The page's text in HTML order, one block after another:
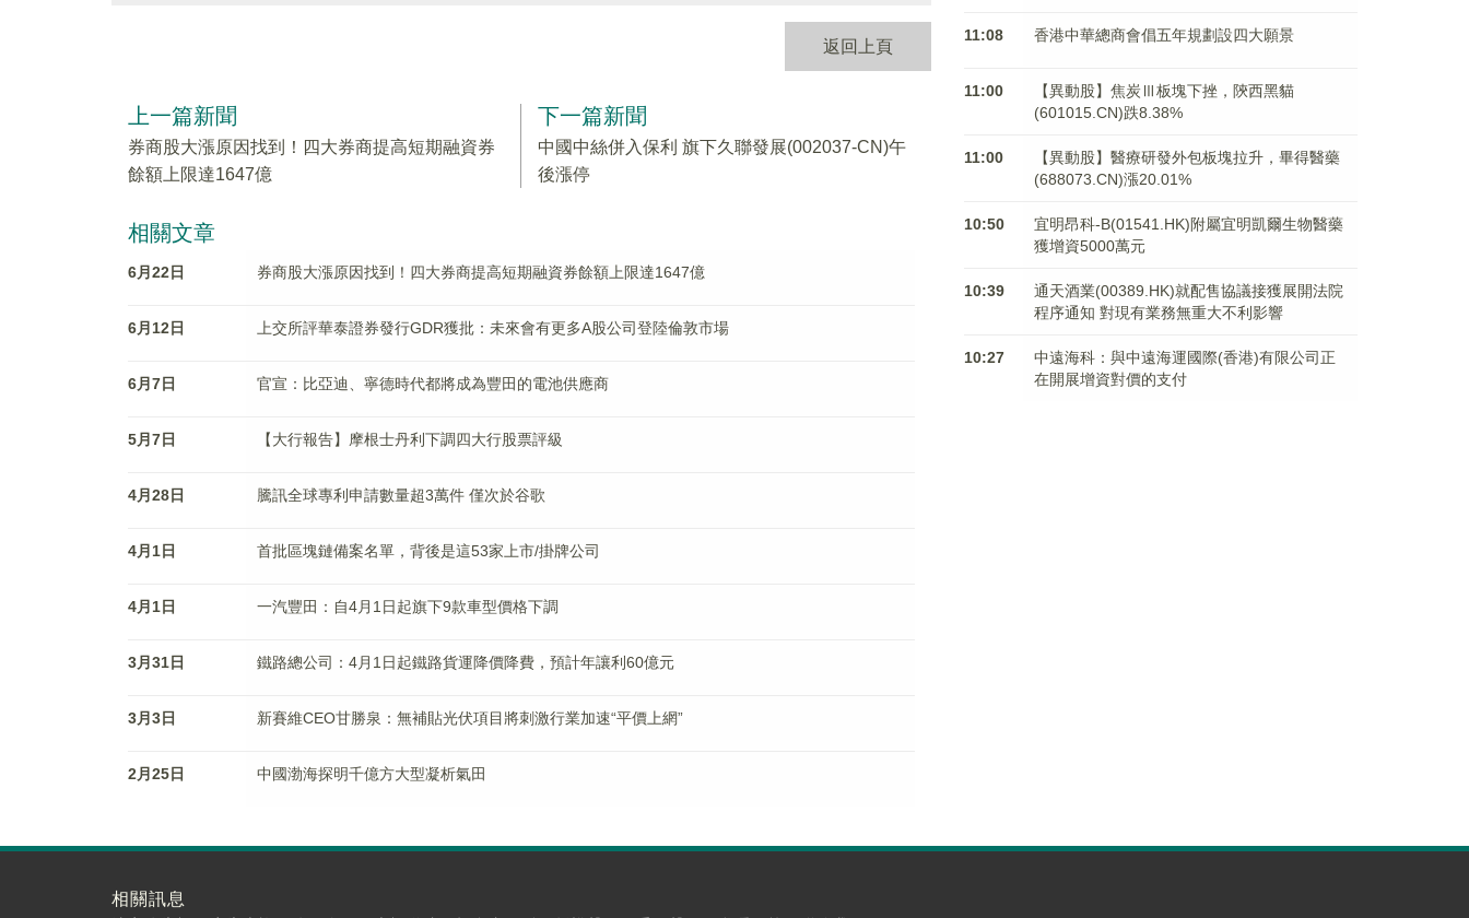
返回上頁
上一篇新聞
券商股大漲原因找到！四大券商提高短期融資券
餘額上限達1647億
下一篇新聞
中國中絲併入保利 旗下久聯發展(002037-CN)午
後漲停
相關文章
6月22日 券商股大漲原因找到！四大券商提高短期融資券餘額上限達1647億
6月12日 上交所評華泰證券發行GDR獲批：未來會有更多A股公司登陸倫敦市場
6月7日 官宣：比亞迪、寧德時代都將成為豐田的電池供應商
5月7日 【大行報告】摩根士丹利下調四大行股票評級
4月28日 騰訊全球專利申請數量超3萬件 僅次於谷歌
4月1日 首批區塊鏈備案名單，背後是這53家上市/掛牌公司
4月1日 一汽豐田：自4月1日起旗下9款車型價格下調
3月31日 鐵路總公司：4月1日起鐵路貨運降價降費，預計年讓利60億元
3月3日 新賽維CEO甘勝泉：無補貼光伏項目將刺激行業加速“平價上網”
2月25日 中國渤海探明千億方大型凝析氣田
11:08 香港中華總商會倡五年規劃設四大願景
11:00
【異動股】焦炭Ⅲ板塊下挫，陝西黑貓
(601015.CN)跌8.38%
11:00
【異動股】醫療研發外包板塊拉升，畢得醫藥
(688073.CN)漲20.01%
10:50
宜明昂科-B(01541.HK)附屬宜明凱爾生物醫藥
獲增資5000萬元
10:39
通天酒業(00389.HK)就配售協議接獲展開法院
程序通知 對現有業務無重大不利影響
10:27
中遠海科：與中遠海運國際(香港)有限公司正
在開展增資對價的支付
相關訊息